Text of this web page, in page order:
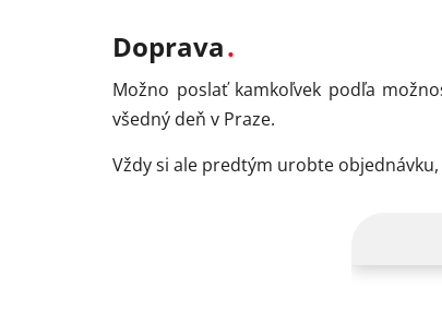
Doprava
Možno poslať kamkoľvek podľa
všedný deň v Praze.
Vždy si ale predtým urobte